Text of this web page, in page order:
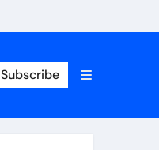
Subscribe